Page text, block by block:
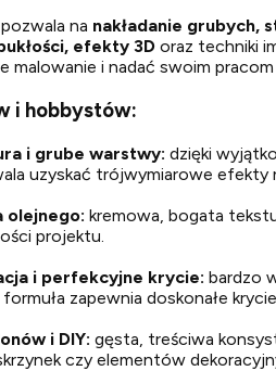
na nakładanie grubych,
efekty 3D oraz techniki
malowanie i nadać swoim
i hobbystów:
i grube warstwy: dzięki
uzyskać trójwymiarowe efekty
olejnego: kremowa, bogata
projektu.
i perfekcyjne krycie: bardzo
zapewnia doskonałe
i DIY: gęsta, treściwa
czy elementów